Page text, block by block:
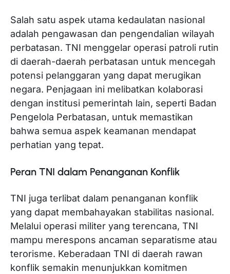
Salah satu aspek utama kedaulatan nasional
adalah pengawasan dan pengendalian wilayah
perbatasan. TNI menggelar operasi patroli rutin
di daerah-daerah perbatasan untuk mencegah
potensi pelanggaran yang dapat merugikan
negara. Penjagaan ini melibatkan kolaborasi
dengan institusi pemerintah lain, seperti Badan
Pengelola Perbatasan, untuk memastikan
bahwa semua aspek keamanan mendapat
perhatian yang tepat.
Peran TNI dalam Penanganan Konflik
TNI juga terlibat dalam penanganan konflik
yang dapat membahayakan stabilitas nasional.
Melalui operasi militer yang terencana, TNI
mampu merespons ancaman separatisme atau
terorisme. Keberadaan TNI di daerah rawan
konflik semakin menunjukkan komitmen